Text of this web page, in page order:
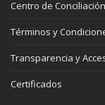
Centro de Conciliación
Términos y
Transparencia y
Certificados